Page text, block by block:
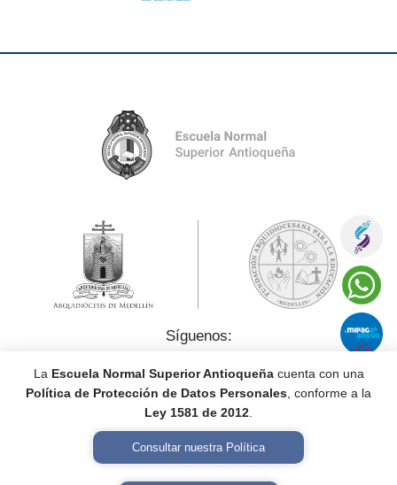
Síguenos:
Política de Tratamiento de Datos Personales
La Escuela Normal Superior Antioqueñacuenta con una
Política de Protección de Datos Personales , conforme a la
Ley 1581 de 2012
Consultar nuestra Política